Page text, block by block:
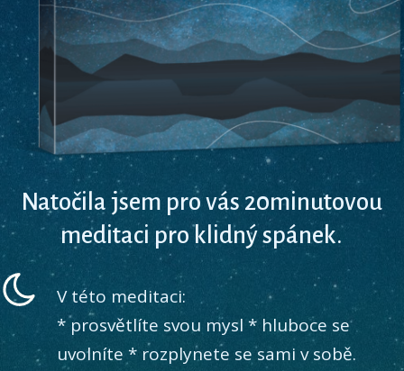
Natočila jsem pro vás 20minutovou
meditaci pro klidný spánek.
V této meditaci:
* prosvětlíte svou mysl * hluboce se
uvolníte * rozplynete se sami v sobě.